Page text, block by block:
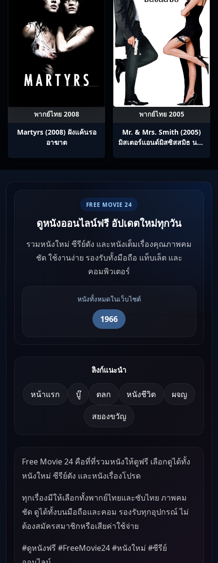
พากย์ไทย 2008
Martyrs (2008) ฝังแค้นรอ
อาฆาต
พากย์ไทย 2005
Mr. & Mrs. Smith (2005)
มิสเตอร์แอนด์มิสซิสสมิธ นาย
FREE MOVIE 24
ดูหนังออนไลน์ฟรี อัปเดตใหม่ทุกวัน
รวมหนังใหม่ ซีรีย์ดัง และหนังเต็มเรื่องคุณภาพคม
ชัด ใช้งานง่าย รองรับทั้งมือถือ แท็บเล็ต และ
คอมพิวเตอร์
หนังทั้งหมดในเว็บไซต์
1966
ลิงก์แนะนำ
หน้าแรก บู๊ ตลก หนังชีวิต ผจญ
สยองขวัญ
Free Movie 24 คือที่ที่รวมหนังให้ดูฟรี เลือกดูได้ทั้ง
หนังใหม่ ซีรีย์ดัง และหนังเรื่องโปรด
ทุกเรื่องมีให้เลือกทั้งพากย์ไทยและซับไทย ภาพคม
ชัด ดูได้ทั้งบนมือถือและคอม รองรับทุกอุปกรณ์ ไม่
ต้องสมัครสมาชิกหรือเสียค่าใช้จ่าย
#ดูหนังฟรี #FreeMovie24 #หนังใหม่ #ซีรีย์